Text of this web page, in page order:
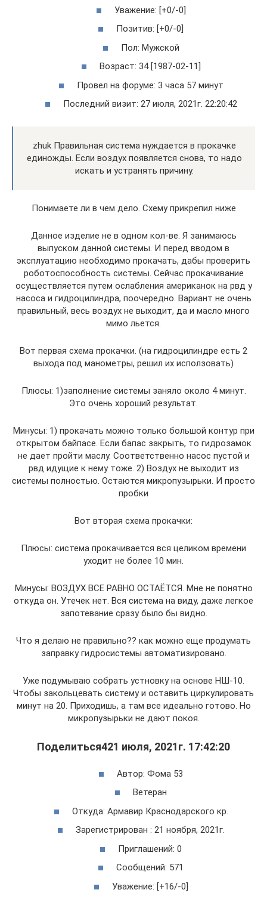
Уважение: [+0/-0]
Позитив: [+0/-0]
Пол: Мужской
Возраст: 34 [1987-02-11]
Провел на форуме: 3 часа 57 минут
Последний визит: 27 июля, 2021г. 22:20:42
zhuk Правильная система нуждается в прокачке
единожды. Если воздух появляется снова, то надо
искать и устранять причину.
Понимаете ли в чем дело. Схему прикрепил ниже
Данное изделие не в одном кол-ве. Я занимаюсь
выпуском данной системы. И перед вводом в
эксплуатацию необходимо прокачать, дабы проверить
роботоспособность системы. Сейчас прокачивание
осуществляется путем ослабления американок на рвд у
насоса и гидроцилиндра, поочередно. Вариант не очень
правильный, весь воздух не выходит, да и масло много
мимо льется.
Вот первая схема прокачки. (на гидроцилиндре есть 2
выхода под манометры, решил их исползовать)
Плюсы: 1)заполнение системы заняло около 4 минут.
Это очень хороший результат.
Минусы: 1) прокачать можно только большой контур при
открытом байпасе. Если бапас закрыть, то гидрозамок
не дает пройти маслу. Соответственно насос пустой и
рвд идущие к нему тоже. 2) Воздух не выходит из
системы полностью. Остаются микропузырьки. И просто
пробки
Вот вторая схема прокачки:
Плюсы: система прокачивается вся целиком времени
уходит не более 10 мин.
Минусы: ВОЗДУХ ВСЕ РАВНО ОСТАЁТСЯ. Мне не понятно
откуда он. Утечек нет. Вся система на виду, даже легкое
запотевание сразу было бы видно.
Что я делаю не правильно?? как можно еще продумать
заправку гидросистемы автоматизировано.
Уже подумываю собрать устновку на основе НШ-10.
Чтобы закольцевать систему и оставить циркулировать
минут на 20. Приходишь, а там все идеально готово. Но
микропузырьки не дают покоя.
Поделиться421 июля, 2021г. 17:42:20
Автор: Фома 53
Ветеран
Откуда: Армавир Краснодарского кр.
Зарегистрирован : 21 ноября, 2021г.
Приглашений: 0
Сообщений: 571
Уважение: [+16/-0]